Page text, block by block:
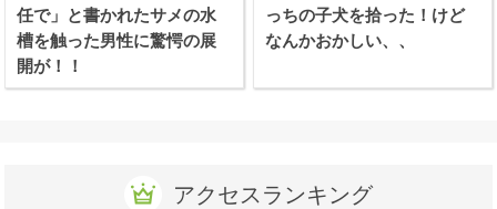
任で」と書かれたサメの水
槽を触った男性に驚愕の展
開が！！
っちの子犬を拾った！けど
なんかおかしい、、
アクセスランキング